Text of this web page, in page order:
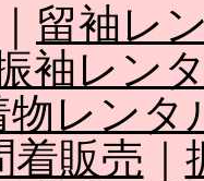
留袖レ
袖レン
物レンタ
着販売